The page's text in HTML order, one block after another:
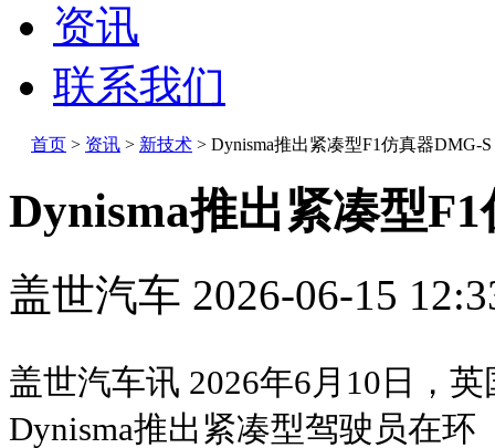
资讯
联系我们
首页 > 资讯 > 新技术 > Dynisma推出紧凑型F1仿真器DMG-S
Dynisma推出紧凑型
盖世汽车 2026-06-15
盖世汽车讯 2026年6月10日，
Dynisma推出紧凑型驾驶员在环